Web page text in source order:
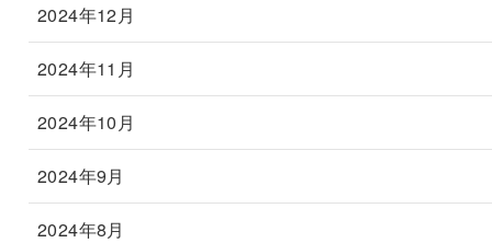
2024年12月
2024年11月
2024年10月
2024年9月
2024年8月